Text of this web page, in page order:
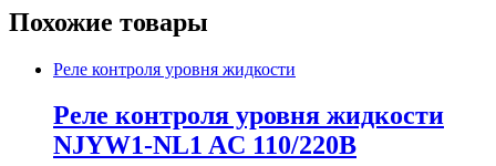
Похожие товары
Реле контроля уровня жидкости
Реле контроля уровня жидкости
NJYW1-NL1 AC 110/220В